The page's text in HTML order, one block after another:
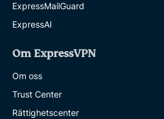
ExpressMailGuard
ExpressAI
Om ExpressVPN
Om oss
Trust Center
Rättighetscenter